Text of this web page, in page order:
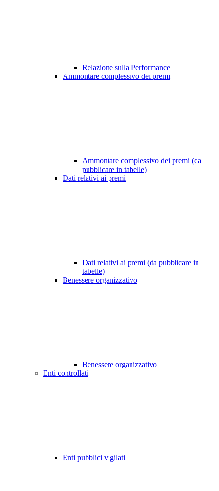
Relazione sulla Performance
Ammontare complessivo dei premi
Ammontare complessivo dei premi (da
pubblicare in tabelle)
Dati relativi ai premi
Dati relativi ai premi (da pubblicare in
tabelle)
Benessere organizzativo
Benessere organizzativo
Enti controllati
Enti pubblici vigilati